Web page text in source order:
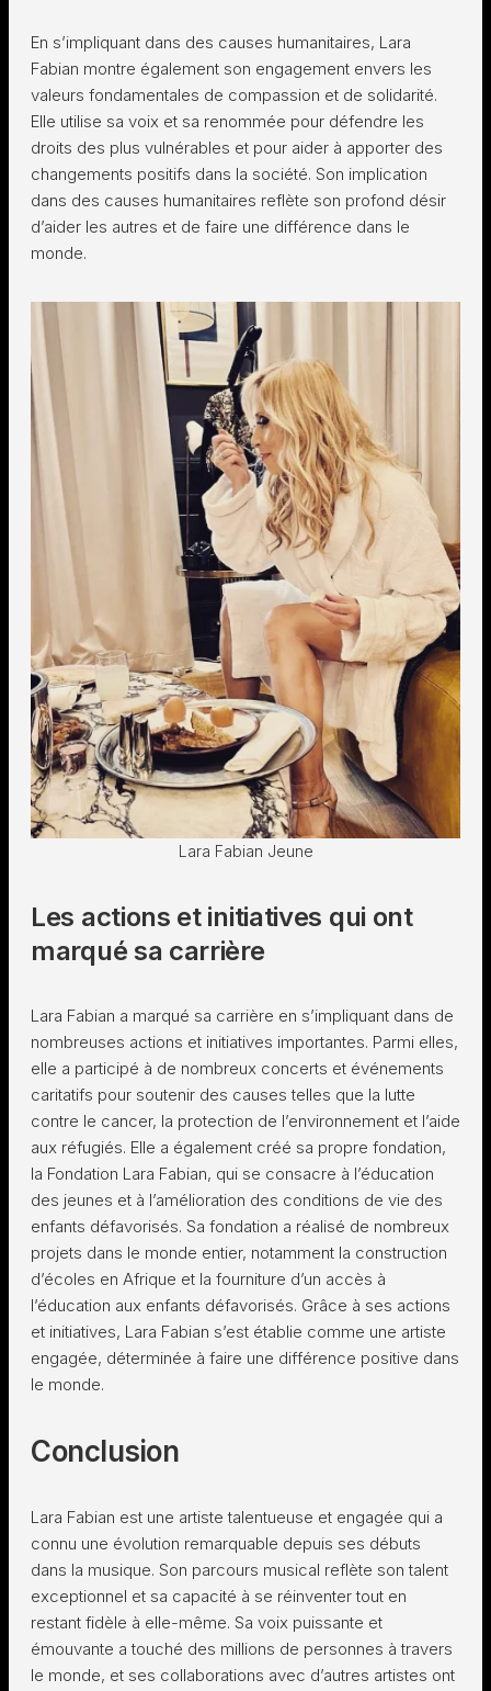
En s’impliquant dans des causes humanitaires, Lara
Fabian montre également son engagement envers les
valeurs fondamentales de compassion et de solidarité.
Elle utilise sa voix et sa renommée pour défendre les
droits des plus vulnérables et pour aider à apporter des
changements positifs dans la société. Son implication
dans des causes humanitaires reflète son profond désir
d’aider les autres et de faire une différence dans le
monde.
Lara Fabian Jeune
Les actions et initiatives qui ont
marqué sa carrière
Lara Fabian a marqué sa carrière en s’impliquant dans de
nombreuses actions et initiatives importantes. Parmi elles,
elle a participé à de nombreux concerts et événements
caritatifs pour soutenir des causes telles que la lutte
contre le cancer, la protection de l’environnement et l’aide
aux réfugiés. Elle a également créé sa propre fondation,
la Fondation Lara Fabian, qui se consacre à l’éducation
des jeunes et à l’amélioration des conditions de vie des
enfants défavorisés. Sa fondation a réalisé de nombreux
projets dans le monde entier, notamment la construction
d’écoles en Afrique et la fourniture d’un accès à
l’éducation aux enfants défavorisés. Grâce à ses actions
et initiatives, Lara Fabian s’est établie comme une artiste
engagée, déterminée à faire une différence positive dans
le monde.
Conclusion
Lara Fabian est une artiste talentueuse et engagée qui a
connu une évolution remarquable depuis ses débuts
dans la musique. Son parcours musical reflète son talent
exceptionnel et sa capacité à se réinventer tout en
restant fidèle à elle-même. Sa voix puissante et
émouvante a touché des millions de personnes à travers
le monde, et ses collaborations avec d’autres artistes ont